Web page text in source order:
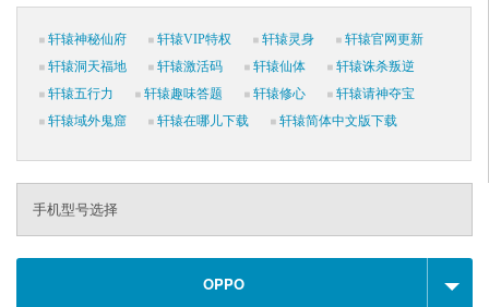
轩辕神秘仙府 轩辕VIP特权 轩辕灵身
轩辕官网更新
轩辕洞天福地
轩辕激活码 轩辕仙体
轩辕诛杀叛逆
轩辕五行力
轩辕趣味答题 轩辕修心
轩辕请神夺宝
轩辕域外鬼窟
轩辕在哪儿下载 轩辕简体中文版下载
手机型号选择
OPPO